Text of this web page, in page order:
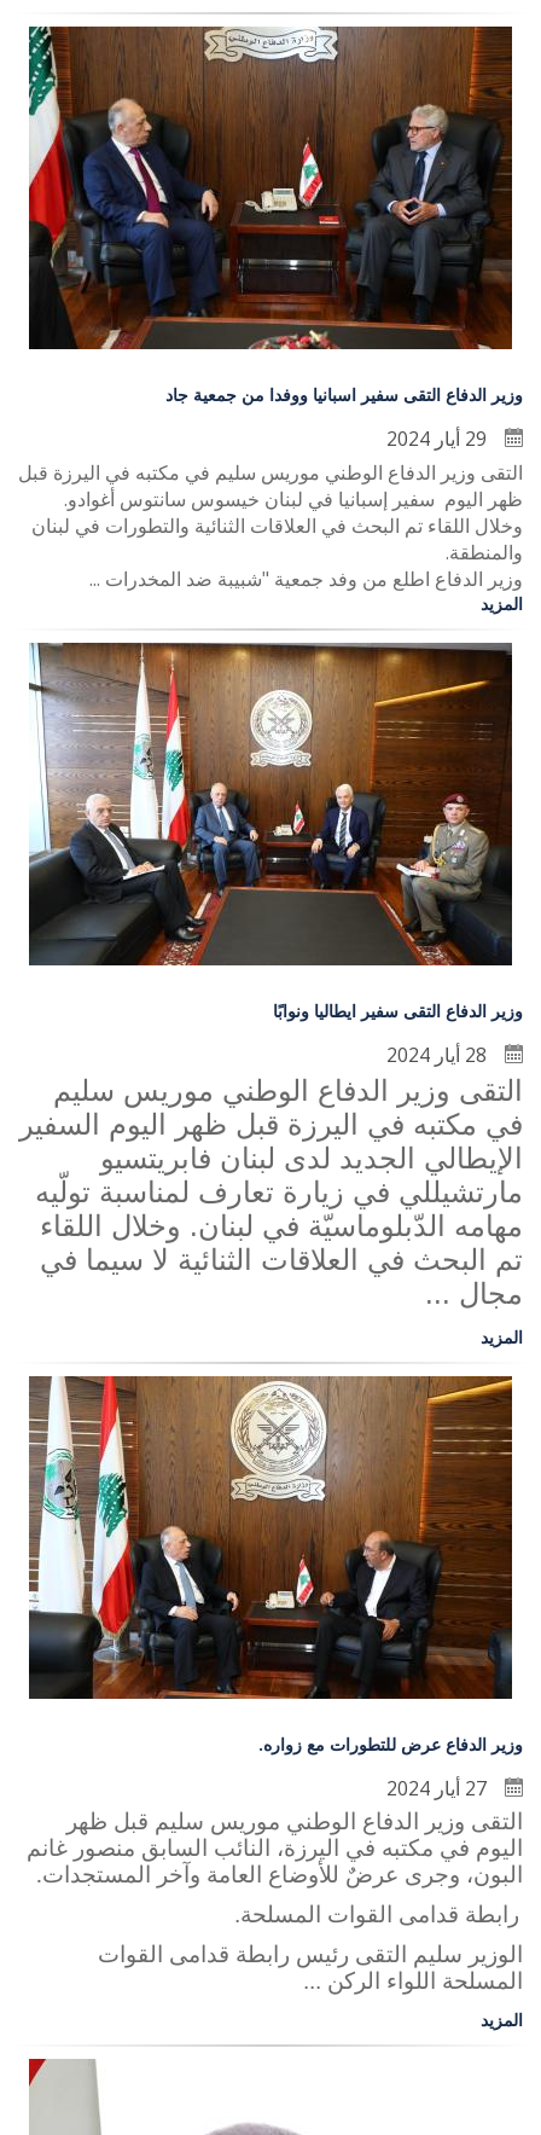
وزير الدفاع التقى سفير اسبانيا ووفدا من جمعية جاد
التقى وزير الدفاع الوطني موريس سليم في مكتبه في اليرزة قبل
ظهر اليوم سفير إسبانيا في لبنان خيسوس سانتوس أغوادو.
وخلال اللقاء تم البحث في العلاقات الثنائية والتطورات في لبنان
والمنطقة.
وزير الدفاع اطلع من وفد جمعية "شبيبة ضد المخدرات ...
المزيد
وزير الدفاع التقى سفير ايطاليا ونوابًا
التقى وزير الدفاع الوطني موريس سليم
في مكتبه في اليرزة قبل ظهر اليوم السفير
الإيطالي الجديد لدى لبنان فابريتسيو
مارتشيللي في زيارة تعارف لمناسبة تولّيه
مهامه الدّبلوماسيّة في لبنان. وخلال اللقاء
تم البحث في العلاقات الثنائية لا سيما في
مجال ...
المزيد
وزير الدفاع عرض للتطورات مع زواره.
التقى وزير الدفاع الوطني موريس سليم قبل ظهر
اليوم في مكتبه في اليرزة، النائب السابق منصور غانم
البون، وجرى عرضٌ للأوضاع العامة وآخر المستجدات.
رابطة قدامى القوات المسلحة.
الوزير سليم التقى رئيس رابطة قدامى القوات
المسلحة اللواء الركن ...
المزيد